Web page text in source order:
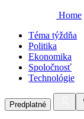
Home
Téma týždňa
Politika
Ekonomika
Spoločnosť
Technológie
Predplatné